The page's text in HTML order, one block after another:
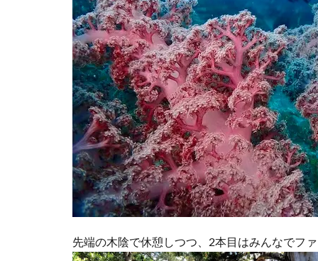
先端の木陰で休憩しつつ、2本目はみんなでフ